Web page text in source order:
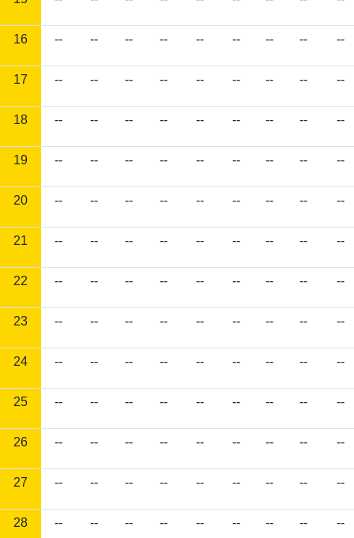
16 -- -- -- -- -- -- -- -- --
17 -- -- -- -- -- -- -- -- --
18 -- -- -- -- -- -- -- -- --
19 -- -- -- -- -- -- -- -- --
20 -- -- -- -- -- -- -- -- --
21 -- -- -- -- -- -- -- -- --
22 -- -- -- -- -- -- -- -- --
23 -- -- -- -- -- -- -- -- --
24 -- -- -- -- -- -- -- -- --
25 -- -- -- -- -- -- -- -- --
26 -- -- -- -- -- -- -- -- --
27 -- -- -- -- -- -- -- -- --
28 -- -- -- -- -- -- -- -- --